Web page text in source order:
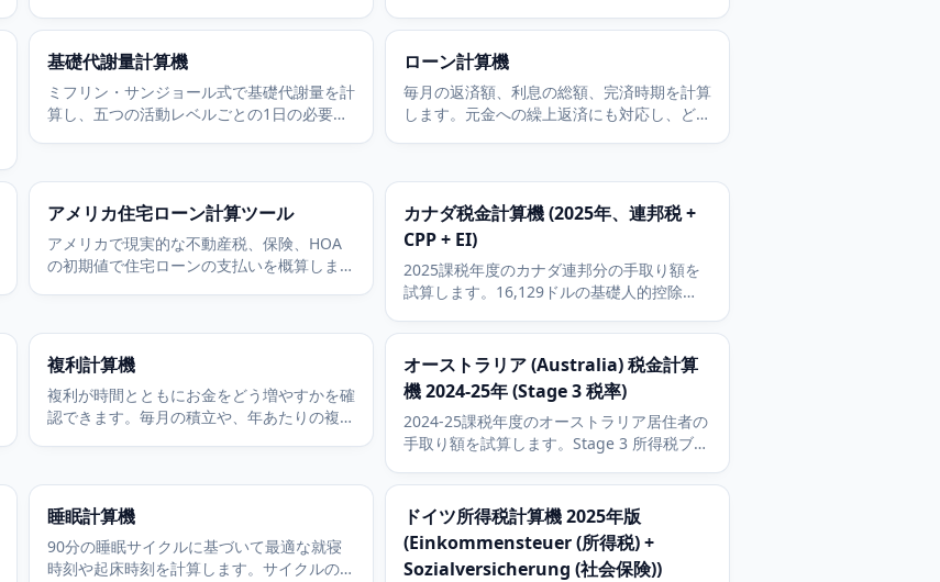
除を考慮して概算します。
ぐ計算できます。
基礎代謝量計算機
ミフリン・サンジョール式で基礎代謝量を計
算し、五つの活動レベルごとの1日の必要カ
ローン計算機
毎月の返済額、利息の総額、完済時期を計算
します。元金への繰上返済にも対応し、どれ
アメリカ住宅ローン計算ツール
アメリカで現実的な不動産税、保険、HOA
の初期値で住宅ローンの支払いを概算しま
カナダ税金計算機 (2025年、連邦税 +
CPP + EI)
2025課税年度のカナダ連邦分の手取り額を
試算します。16,129ドルの基礎人的控除
分、CPP本体、CPP2、雇用保険 (EI) を含み
ます。
複利計算機
複利が時間とともにお金をどう増やすかを確
認できます。毎月の積立や、年あたりの複利
オーストラリア (Australia) 税金計算
機 2024-25年 (Stage 3 税率)
2024-25課税年度のオーストラリア居住者の
手取り額を試算します。Stage 3 所得税ブラ
threshold)、2パーセントのMedicare levy
(メディケア税) を含みます。
睡眠計算機
90分の睡眠サイクルに基づいて最適な就寝
時刻や起床時刻を計算します。サイクルの境
ドイツ所得税計算機 2025年版
(Einkommensteuer (所得税) +
Sozialversicherung (社会保険))